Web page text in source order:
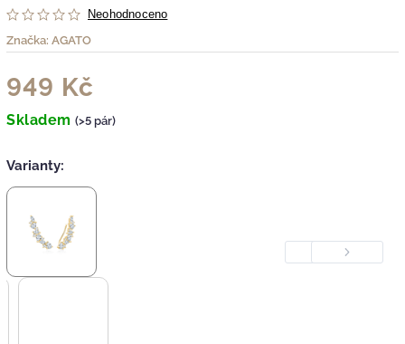
Neohodnoceno
Značka: AGATO
949 Kč
Skladem (>5 pár)
Varianty:
Previous
Next